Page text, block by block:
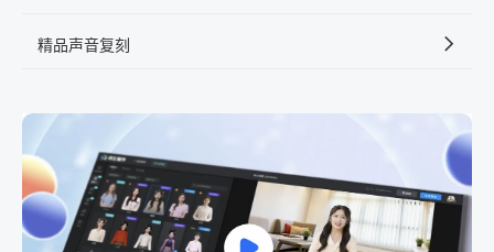
精品声音复刻